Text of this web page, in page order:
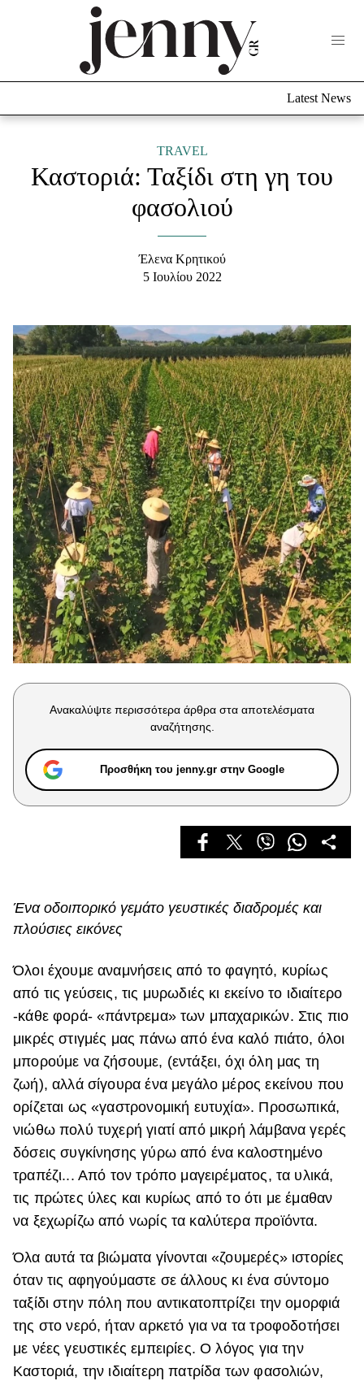
Culture
Fashion
Skincare
Μαλλιά - Νύχια
Μακιγιάζ
Beauty News
Well being
Ψυχολογία
Υγεία + Διατροφή
Σχέσεις & Σεξ
Fitness
Woman Power
Parenting
Working Girl
Real Women
Πρόσωπα
Συνεντεύξεις
Who
True Stories
Living
Deco
Cooking
Green
Αφιερώματα
ΒΟΞ
Χωρίς Ταμπέλες
Hautes Grecians
Γάμος
Latest News
TRAVEL
Καστοριά: Ταξίδι στη γη του
φασολιού
Έλενα Κρητικού
5 Ιουλίου 2022
Ανακαλύψτε περισσότερα άρθρα στα αποτελέσματα
αναζήτησης.
Προσθήκη του jenny.gr στην Google
Ένα οδοιπορικό γεμάτο γευστικές διαδρομές και
πλούσιες εικόνες
Όλοι έχουμε αναμνήσεις από το φαγητό, κυρίως
από τις γεύσεις, τις μυρωδιές κι εκείνο το ιδιαίτερο
-κάθε φορά- «πάντρεμα» των μπαχαρικών. Στις πιο
μικρές στιγμές μας πάνω από ένα καλό πιάτο, όλοι
μπορούμε να ζήσουμε, (εντάξει, όχι όλη μας τη
ζωή), αλλά σίγουρα ένα μεγάλο μέρος εκείνου που
ορίζεται ως «γαστρονομική ευτυχία». Προσωπικά,
νιώθω πολύ τυχερή γιατί από μικρή λάμβανα γερές
δόσεις συγκίνησης γύρω από ένα καλοστημένο
τραπέζι... Από τον τρόπο μαγειρέματος, τα υλικά,
τις πρώτες ύλες και κυρίως από το ότι με έμαθαν
να ξεχωρίζω από νωρίς τα καλύτερα προϊόντα.
Όλα αυτά τα βιώματα γίνονται «ζουμερές» ιστορίες
όταν τις αφηγούμαστε σε άλλους κι ένα σύντομο
ταξίδι στην πόλη που αντικατοπτρίζει την ομορφιά
της στο νερό, ήταν αρκετό για να τα τροφοδοτήσει
με νέες γευστικές εμπειρίες. Ο λόγος για την
Καστοριά, την ιδιαίτερη πατρίδα των φασολιών,